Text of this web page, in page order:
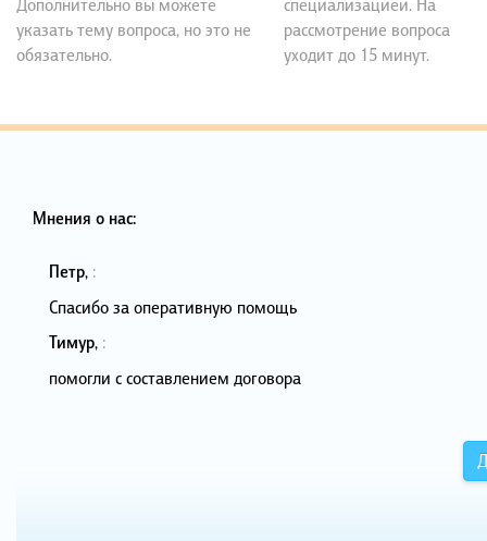
указать тему вопроса, но это не
обязательно.
рассмотрение вопроса
уходит до 15 минут.
Мнения о нас:
Петр, :
Спасибо за оперативную помощь
Тимур, :
помогли с составлением договора